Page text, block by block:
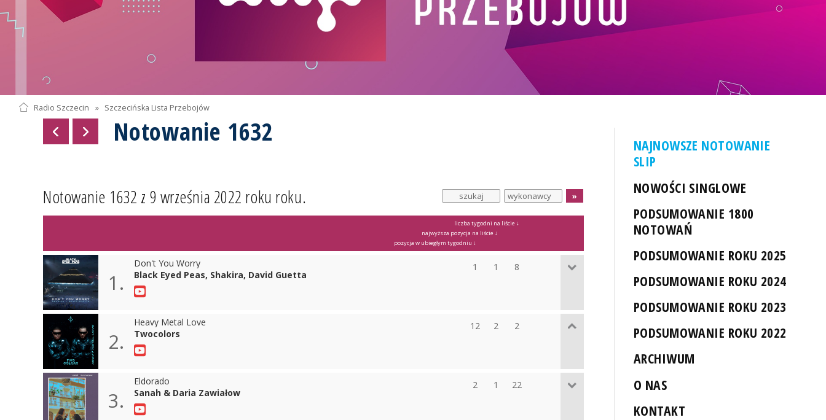
Radio Szczecin » Szczecińska Lista Przebojów
Notowanie 1632
Notowanie 1632 z 9 września 2022 roku roku.
liczba tygodni na liście ↓
najwyższa pozycja na liście ↓
pozycja w ubiegłym tygodniu ↓
1 1 8
1.
Don't You Worry
Black Eyed Peas, Shakira, David Guetta
12 2 2
2.
Heavy Metal Love
Twocolors
2 1 22
3.
Eldorado
Sanah & Daria Zawiałow
NAJNOWSZE NOTOWANIE
SLIP
NOWOŚCI SINGLOWE
PODSUMOWANIE 1800
NOTOWAŃ
PODSUMOWANIE ROKU 2025
PODSUMOWANIE ROKU 2024
PODSUMOWANIE ROKU 2023
PODSUMOWANIE ROKU 2022
ARCHIWUM
O NAS
KONTAKT